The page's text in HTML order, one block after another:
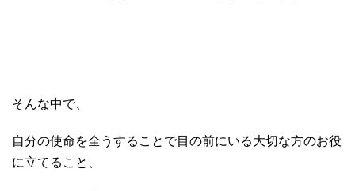
そんな中で、
自分の使命を全うすることで目の前にいる大切な方のお役
に立てること、